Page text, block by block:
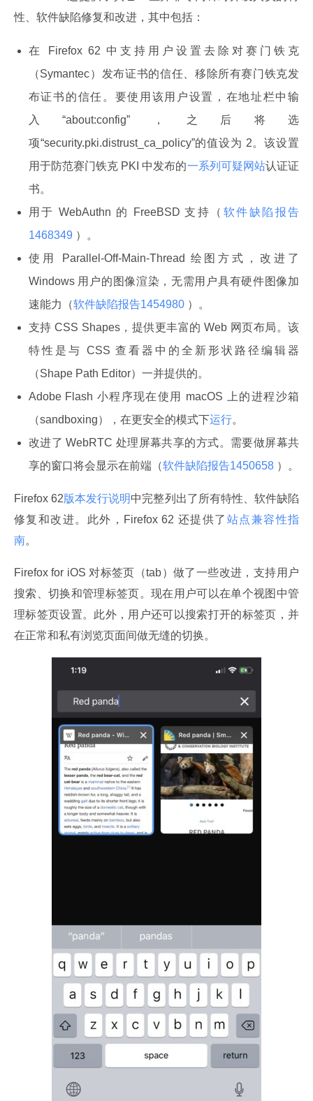
性、软件缺陷修复和改进，其中包括：
在 Firefox 62 中支持用户设置去除对赛门铁克
（Symantec）发布证书的信任、移除所有赛门铁克发
布证书的信任。要使用该用户设置，在地址栏中输
入“about:config”，之后将选
项“security.pki.distrust_ca_policy”的值设为 2。该设置
用于防范赛门铁克 PKI 中发布的一系列可疑网站认证证
书。
用于 WebAuthn 的 FreeBSD 支持（ 软件缺陷报告
1468349 ）。
使用 Parallel-Off-Main-Thread 绘图方式，改进了
Windows 用户的图像渲染，无需用户具有硬件图像加
速能力（软件缺陷报告1454980 ）。
支持 CSS Shapes，提供更丰富的 Web 网页布局。该
特性是与 CSS 查看器中的全新形状路径编辑器
（Shape Path Editor）一并提供的。
Adobe Flash 小程序现在使用 macOS 上的进程沙箱
（sandboxing），在更安全的模式下运行。
改进了 WebRTC 处理屏幕共享的方式。需要做屏幕共
享的窗口将会显示在前端（软件缺陷报告1450658 ）。
Firefox 62版本发行说明中完整列出了所有特性、软件缺陷
修复和改进。此外，Firefox 62 还提供了 站点兼容性指
南。
Firefox for iOS 对标签页（tab）做了一些改进，支持用户
搜索、切换和管理标签页。现在用户可以在单个视图中管
理标签页设置。此外，用户还可以搜索打开的标签页，并
在正常和私有浏览页面间做无缝的切换。